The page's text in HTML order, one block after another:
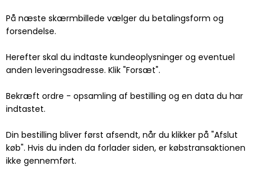
På næste skærmbillede vælger du betalingsform og
forsendelse.
Herefter skal du indtaste kundeoplysninger og eventuel
anden leveringsadresse. Klik "Forsæt".
Bekræft ordre - opsamling af bestilling og en data du har
indtastet.
Din bestilling bliver først afsendt, når du klikker på "Afslut
køb". Hvis du inden da forlader siden, er købstransaktionen
ikke gennemført.